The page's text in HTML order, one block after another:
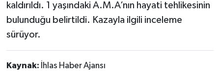
kaldırıldı. 1 yaşındaki A.M.A’nın hayati tehlikesinin
bulunduğu belirtildi. Kazayla ilgili inceleme
sürüyor.
Kaynak: İhlas Haber Ajansı